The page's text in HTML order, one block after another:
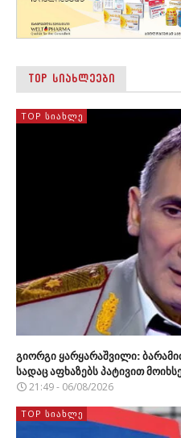
TOP ᲡᲘᲐᲮᲚᲔᲔᲑᲘ
TOP ᲡᲘᲐᲮᲚᲔ
გიორგი ყარყარაშვილი:
სადაც აფხაზებს პატივით
21:49 - 06/08/2026
TOP ᲡᲘᲐᲮᲚᲔ